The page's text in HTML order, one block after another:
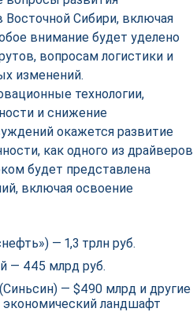
Восточной Сибири, включая
внимание будет уделено
вопросам логистики и
изменений.
технологии,
и снижение
окажется развитие
как одного из драйверов
будет представлена
включая освоение
— 1,3 трлн руб.
— 445 млрд руб.
— $490 млрд и другие
ландшафт